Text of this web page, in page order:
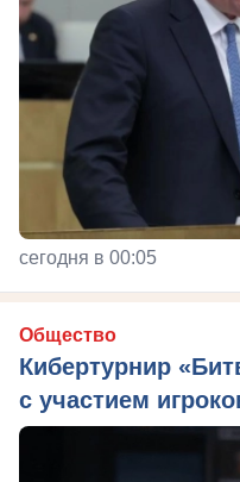
сегодня в 00:05
Общество
Кибертурнир
с участием